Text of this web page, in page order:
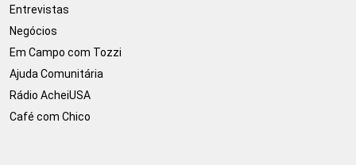
Entrevistas
Negócios
Em Campo com Tozzi
Ajuda Comunitária
Rádio AcheiUSA
Café com Chico